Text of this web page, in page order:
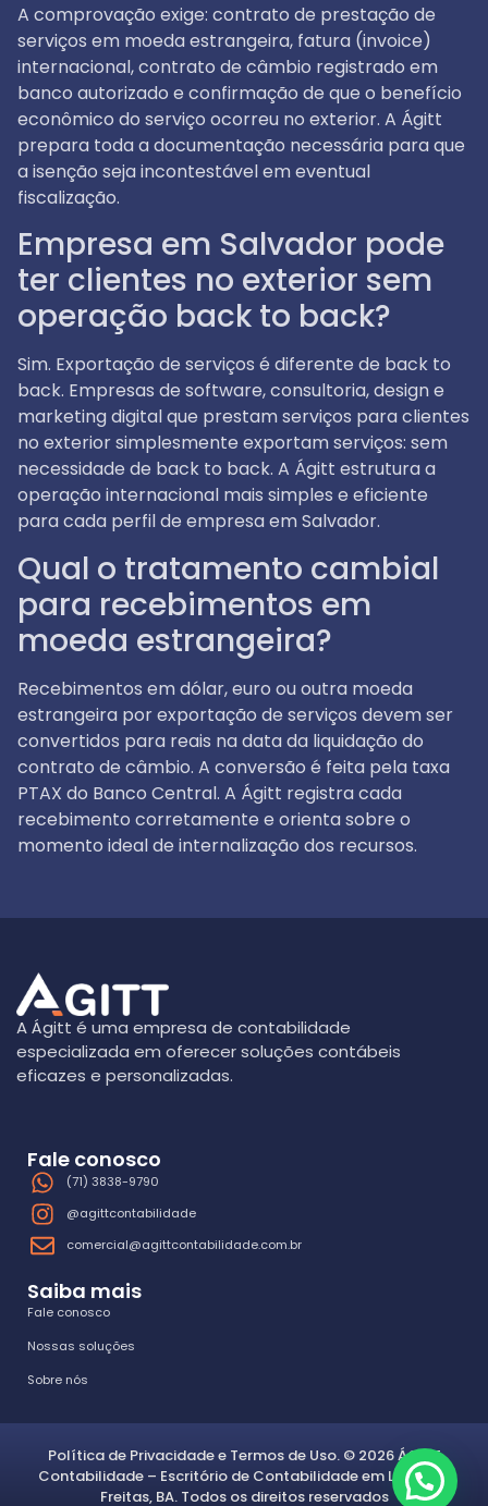
A comprovação exige: contrato de prestação de
serviços em moeda estrangeira, fatura (invoice)
internacional, contrato de câmbio registrado em
banco autorizado e confirmação de que o benefício
econômico do serviço ocorreu no exterior. A Ágitt
prepara toda a documentação necessária para que
a isenção seja incontestável em eventual
fiscalização.
Empresa em Salvador pode
ter clientes no exterior sem
operação back to back?
Sim. Exportação de serviços é diferente de back to
back. Empresas de software, consultoria, design e
marketing digital que prestam serviços para clientes
no exterior simplesmente exportam serviços: sem
necessidade de back to back. A Ágitt estrutura a
operação internacional mais simples e eficiente
para cada perfil de empresa em Salvador.
Qual o tratamento cambial
para recebimentos em
moeda estrangeira?
Recebimentos em dólar, euro ou outra moeda
estrangeira por exportação de serviços devem ser
convertidos para reais na data da liquidação do
contrato de câmbio. A conversão é feita pela taxa
PTAX do Banco Central. A Ágitt registra cada
recebimento corretamente e orienta sobre o
momento ideal de internalização dos recursos.
A Ágitt é uma empresa de contabilidade
especializada em oferecer soluções contábeis
eficazes e personalizadas.
Saiba mais
Fale conosco
Nossas soluções
Sobre nós
Fale conosco
(71) 3838-9790
@agittcontabilidade
comercial@agittcontabilidade.com.br
Política de Privacidadee Termos de Uso.© 2026 ÁGITT
Contabilidade – Escritório de Contabilidade em Lauro de
Freitas, BA. Todos os direitos reservados